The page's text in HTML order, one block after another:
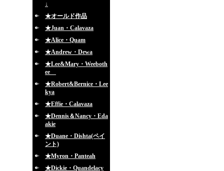
↓
★オールド作品
★Juan・Calavaza
★Alice・Quam
★Andrew・Dewa
★Lee&Mary・Weeboth
ee
★Robert&Bernice・Lee
kya
★Effie・Calavaza
★Dennis＆Nancy・Eda
akie
★Duane・Dishta(ペイ
ント)
★Myron・Panteah
★Dickie・Quandelacy